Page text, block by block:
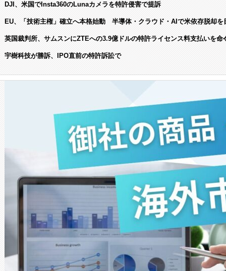
DJI、米国でInsta360のLunaカメラを特許侵害で提訴
EU、「技術主権」確立へ本格始動 半導体・クラウド・AIで米依存脱却を
英国裁判所、サムスンにZTEへの3.9億ドルの特許ライセンス料支払いを命
宇樹科技が勝訴、IPO直前の特許訴訟で